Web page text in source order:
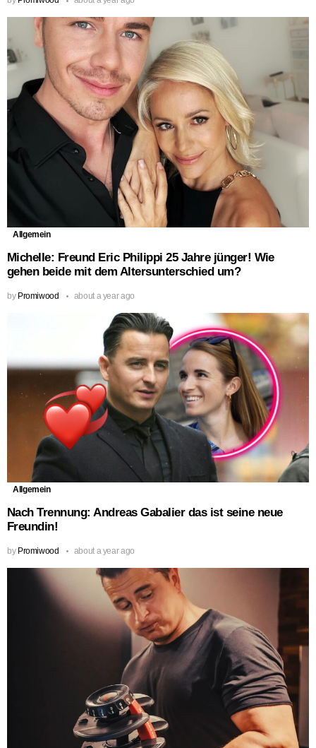
Allgemein
Michelle: Freund Eric Philippi 25 Jahre jünger! Wie
gehen beide mit dem Altersunterschied um?
by Promiwood about a year ago
Allgemein
Nach Trennung: Andreas Gabalier das ist seine neue
Freundin!
by Promiwood about a year ago